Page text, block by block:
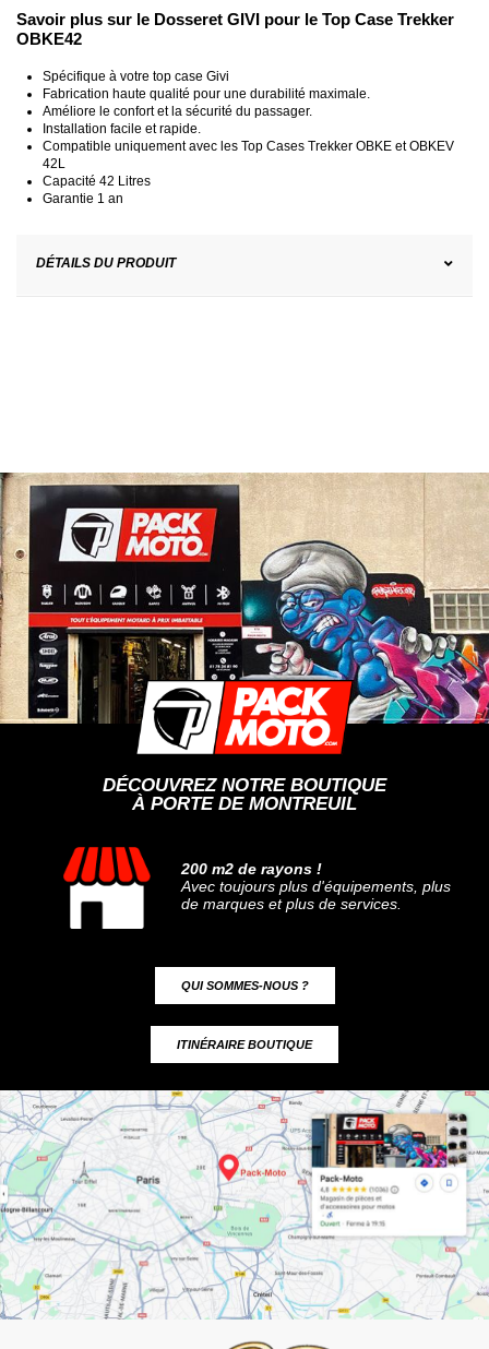
Savoir plus sur le Dosseret GIVI pour le Top Case Trekker
OBKE42
Spécifique à votre top case Givi
Fabrication haute qualité pour une durabilité maximale.
Améliore le confort et la sécurité du passager.
Installation facile et rapide.
Compatible uniquement avec les Top Cases Trekker OBKE et OBKEV
42L
Capacité 42 Litres
Garantie 1 an
DÉTAILS DU PRODUIT
DÉCOUVREZ NOTRE BOUTIQUE
À PORTE DE MONTREUIL
200 m2 de rayons !
Avec toujours plus d'équipements, plus
de marques et plus de services.
QUI SOMMES-NOUS ?
ITINÉRAIRE BOUTIQUE